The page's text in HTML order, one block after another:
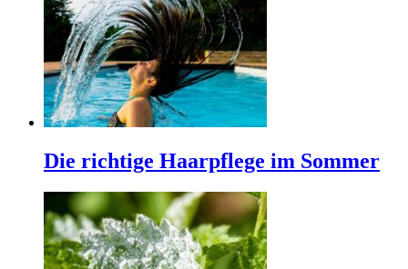
Die richtige Haarpflege im Sommer